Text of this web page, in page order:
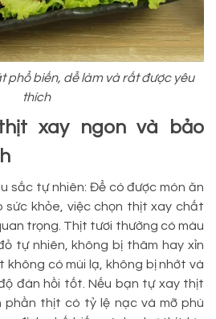
phổ biến, dễ làm và rất được yêu
thích
xay ngon và bảo
sắc tự nhiên: Để có được món ăn
sức khỏe, việc chọn thịt xay chất
trọng. Thịt tươi thường có màu
tự nhiên, không bị thâm hay xỉn
không có mùi lạ, không bị nhớt và
đàn hồi tốt. Nếu bạn tự xay thịt
phần thịt có tỷ lệ nạc và mỡ phù